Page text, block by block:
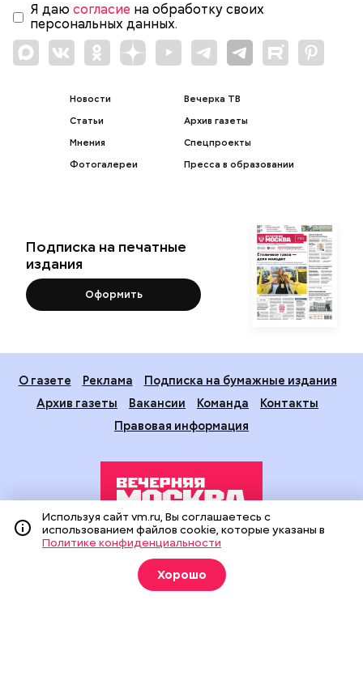
Я даю согласие на обработку своих
персональных данных.
Новости
Статьи
Мнения
Фотогалереи
Вечерка ТВ
Архив газеты
Спецпроекты
Пресса в образовании
Подписка на печатные
издания
Оформить
О газете Реклама
Подписка на бумажные издания
Архив газеты
Вакансии Команда
Контакты
Правовая информация
Издание создано при финансовой поддержке Департамента
средств массовой информации и рекламы города Москвы.
На сайте применяются рекомендательные технологии
(информационные технологии предоставления информации
Используя сайт vm.ru, Вы соглашаетесь с
использованием файлов cookie, которые указаны в
Политике конфиденциальности
Хорошо